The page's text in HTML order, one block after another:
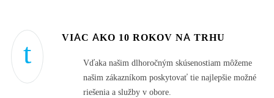
VIAC AKO 10 ROKOV NA TRHU
Vďaka našim dlhoročným skúsenostiam môžeme
našim zákazníkom poskytovať tie najlepšie možné
riešenia a služby v obore.